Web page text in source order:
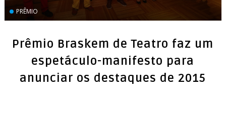
PRÊMIO
Prêmio Braskem de Teatro faz um
espetáculo-manifesto para